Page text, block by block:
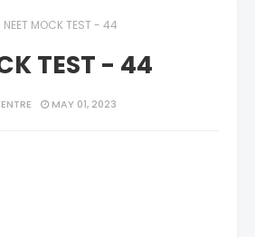
NEET MOCK TEST - 44
TEST - 44
MAY 01, 2023